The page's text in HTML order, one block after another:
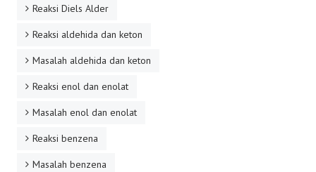
Reaksi Diels Alder
Reaksi aldehida dan keton
Masalah aldehida dan keton
Reaksi enol dan enolat
Masalah enol dan enolat
Reaksi benzena
Masalah benzena